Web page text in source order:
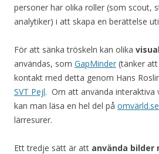
personer har olika roller (som scout,
analytiker) i att skapa en berättelse
För att sänka tröskeln kan olika
användas, som GapMinder (tänker
kontakt med detta genom Hans
SVT Pejl. Om att använda interaktiva
kan man läsa en hel del på omvärld.se
lärresurer.
Ett tredje sätt är att använda bilder